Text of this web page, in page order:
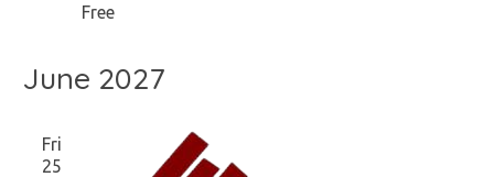
Free
June 2027
Fri
25